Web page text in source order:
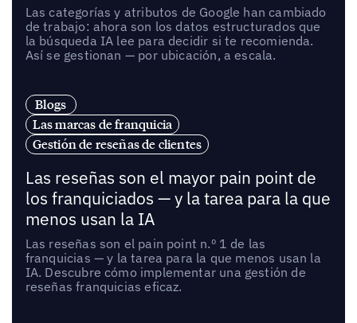
Las categorías y atributos de Google han cambiado
de trabajo: ahora son los datos estructurados que
la búsqueda IA lee para decidir si te recomienda.
Así se gestionan — por ubicación, a escala.
Blogs
Las marcas de franquicia
Gestión de reseñas de clientes
Las reseñas son el mayor pain point de
los franquiciados — y la tarea para la que
menos usan la IA
Las reseñas son el pain point n.º 1 de las
franquicias — y la tarea para la que menos usan la
IA. Descubre cómo implementar una gestión de
reseñas franquicias eficaz.